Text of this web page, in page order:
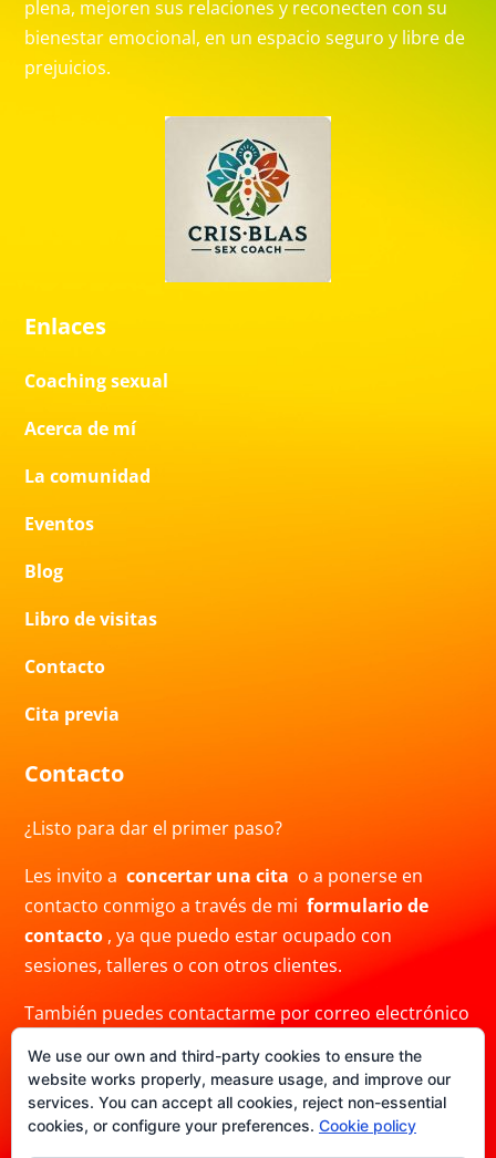
plena, mejoren sus relaciones y reconecten con su
bienestar emocional, en un espacio seguro y libre de
prejuicios.
Enlaces
Coaching sexual
Acerca de mí
La comunidad
Eventos
Blog
Libro de visitas
Contacto
Cita previa
Contacto
¿Listo para dar el primer paso?
Les invito aconcertar una cita o a ponerse en
contacto conmigo a través de miformulario de
contacto , ya que puedo estar ocupado con
sesiones, talleres o con otros clientes.
También puedes contactarme por correo electrónico
+34691480780. Ten en cuenta que mi respuesta
puede demorar.
We use our own and third-party cookies to ensure the
website works properly, measure usage, and improve our
services. You can accept all cookies, reject non-essential
cookies, or configure your preferences. Cookie policy